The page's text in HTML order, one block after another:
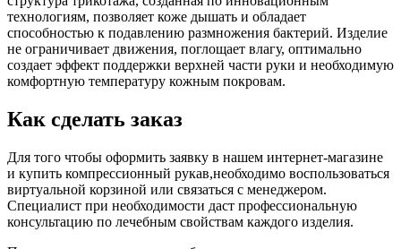
технологиям, позволяет коже дышать и обладает
способностью к подавлению размножения бактерий. Изделие
не ограничивает движения, поглощает влагу, оптимально
создает эффект поддержки верхней части руки и необходимую
комфортную температуру кожным покровам.
Как сделать заказ
Для того чтобы оформить заявку в нашем интернет-магазине
и купить компрессионный рукав,необходимо воспользоваться
виртуальной корзиной или связаться с менеджером.
Специалист при необходимости даст профессиональную
консультацию по лечебным свойствам каждого изделия.